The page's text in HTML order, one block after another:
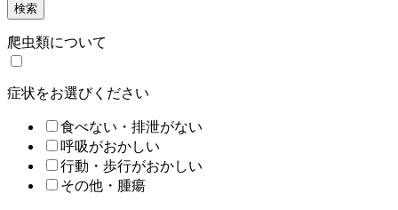
検索
爬虫類について
症状をお選びください
食べない・排泄がない
呼吸がおかしい
行動・歩行がおかしい
その他・腫瘍